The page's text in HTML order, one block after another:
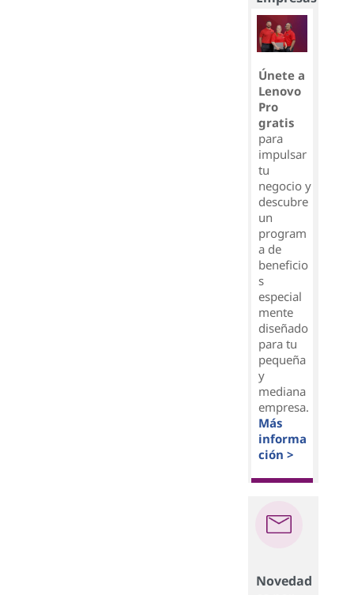
Únete a
Lenovo
Pro
gratis
para
impulsar
tu
negocio y
descubre
un
program
a de
beneficio
s
especial
mente
diseñado
para tu
pequeña
y
mediana
empresa.
Más
informa
ción >
Novedad